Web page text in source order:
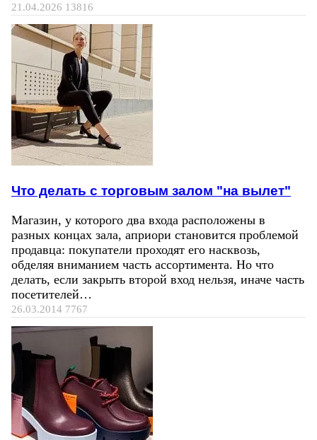
21.04.2026 13816
Что делать с торговым залом "на вылет"
Магазин, у которого два входа расположены в
разных концах зала, априори становится проблемой
продавца: покупатели проходят его насквозь,
обделяя вниманием часть ассортимента. Но что
делать, если закрыть второй вход нельзя, иначе часть
посетителей…
26.03.2014 7767